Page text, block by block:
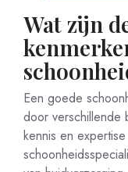
Wat zijn
Een goede
door verschillende
kennis en